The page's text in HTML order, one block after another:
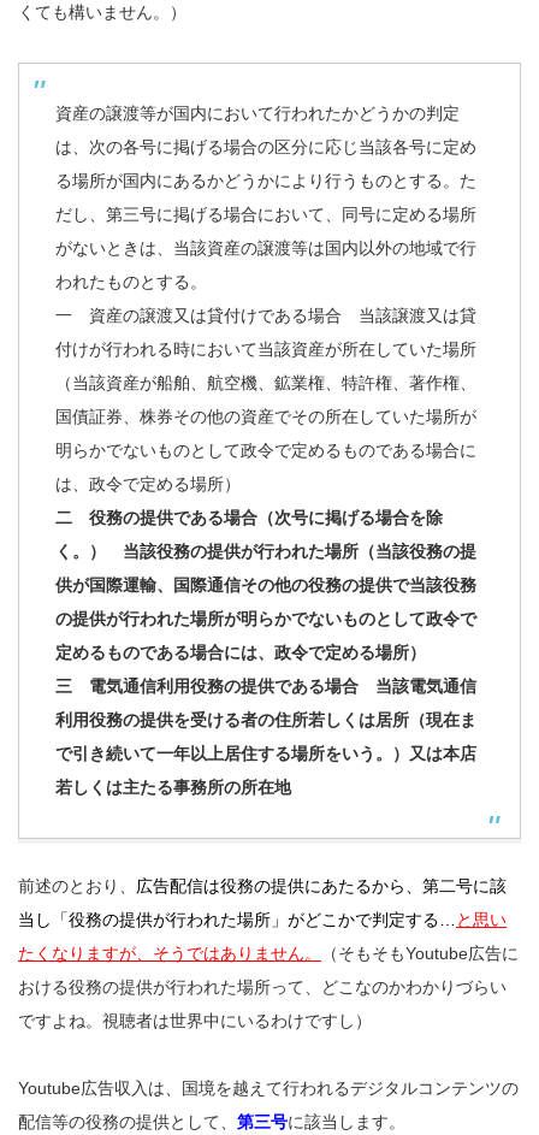
くても構いません。）
資産の譲渡等が国内において行われたかどうかの判定
は、次の各号に掲げる場合の区分に応じ当該各号に定め
る場所が国内にあるかどうかにより行うものとする。た
だし、第三号に掲げる場合において、同号に定める場所
がないときは、当該資産の譲渡等は国内以外の地域で行
われたものとする。
一 資産の譲渡又は貸付けである場合 当該譲渡又は貸
付けが行われる時において当該資産が所在していた場所
（当該資産が船舶、航空機、鉱業権、特許権、著作権、
国債証券、株券その他の資産でその所在していた場所が
明らかでないものとして政令で定めるものである場合に
は、政令で定める場所）
二 役務の提供である場合（次号に掲げる場合を除
く。） 当該役務の提供が行われた場所（当該役務の提
供が国際運輸、国際通信その他の役務の提供で当該役務
の提供が行われた場所が明らかでないものとして政令で
定めるものである場合には、政令で定める場所）
三 電気通信利用役務の提供である場合 当該電気通信
利用役務の提供を受ける者の住所若しくは居所（現在ま
で引き続いて一年以上居住する場所をいう。）又は本店
若しくは主たる事務所の所在地
前述のとおり、 広告配信は役務の提供にあたるから、第二号に該
当し「役務の提供が行われた場所」がどこかで判定する…
と思い
たくなりますが、そうではありません。
（そもそもYoutube広告に
おける役務の提供が行われた場所って、どこなのかわかりづらい
ですよね。視聴者は世界中にいるわけですし）
Youtube広告収入は、国境を越えて行われるデジタルコンテンツの
配信等の役務の提供として、 第三号に該当します。